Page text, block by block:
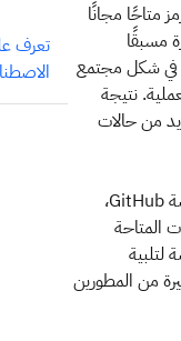
متاحًا مجانًا
مسبقًا
في شكل مجتمع
نتيجة
من حالات
تغذي مشاريع ومكتبات الذكاء الاصطناعي مفتوحة المصدر، المتاحة مجانًا على المنصات مثل منصة GitHub،
المتاحة
لتلبية
من المطورين
تعرف